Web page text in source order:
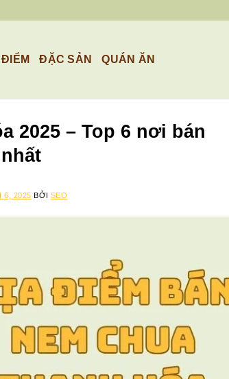
ĐẶC SẢN QUÁN ĂN
2025 – Top 6 nơi bán
6, 2025 BỞI SEO